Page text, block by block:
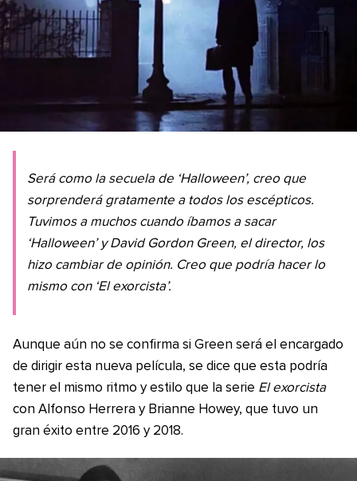
Será como la secuela de ‘Halloween’, creo que
sorprenderá gratamente a todos los escépticos.
Tuvimos a muchos cuando íbamos a sacar
‘Halloween’ y David Gordon Green, el director, los
hizo cambiar de opinión. Creo que podría hacer lo
mismo con ‘El exorcista’.
Aunque aún no se confirma si Green será el encargado
de dirigir esta nueva película, se dice que esta podría
tener el mismo ritmo y estilo que la serie El exorcista
con Alfonso Herrera y Brianne Howey, que tuvo un
gran éxito entre 2016 y 2018.